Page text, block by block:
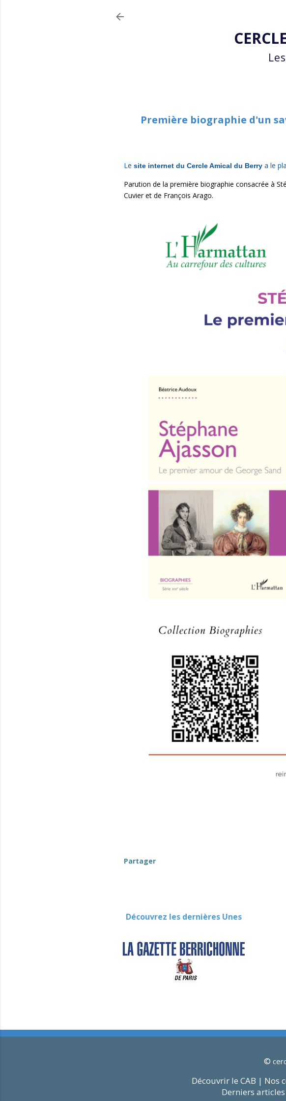
Première biographie d'un
Le site internet du Cercle Amical du Berry a le
Parution de la première biographie consacrée à
Cuvier et de François Arago.
Partager
Découvrez les dernières Unes
©
Découvrir le CAB | Nos
Derniers